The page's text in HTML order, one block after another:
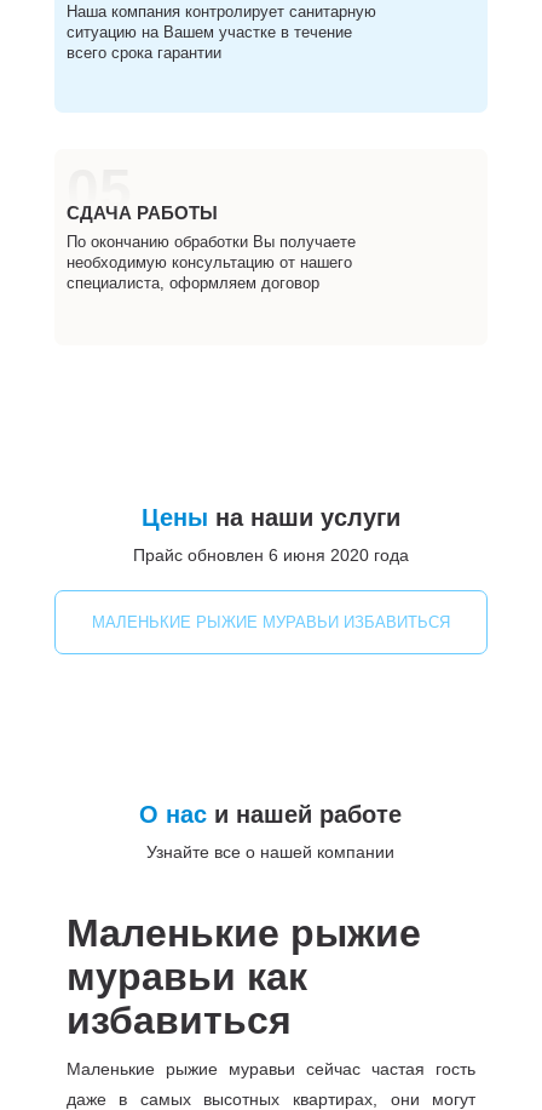
Наша компания контролирует санитарную
ситуацию на Вашем участке в течение
всего срока гарантии
05
СДАЧА РАБОТЫ
По окончанию обработки Вы получаете
необходимую консультацию от нашего
специалиста, оформляем договор
Цены на наши услуги
Прайс обновлен 6 июня 2020 года
МАЛЕНЬКИЕ РЫЖИЕ МУРАВЬИ ИЗБАВИТЬСЯ
О нас и нашей работе
Узнайте все о нашей компании
Маленькие рыжие
муравьи как
избавиться
Маленькие рыжие муравьи сейчас частая гость
даже в самых высотных квартирах, они могут